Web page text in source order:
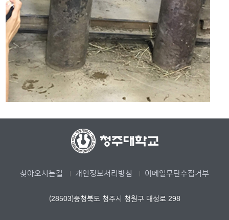
찾아오시는길 개인정보처리방침 이메일무단수집거부
(28503)충청북도 청주시 청원구 대성로 298